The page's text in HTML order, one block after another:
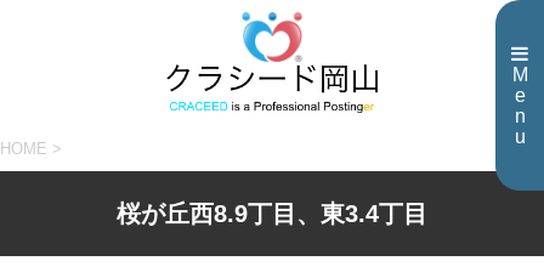
M
e
n
u
HOME >
桜が丘西8.9丁目、東3.4丁目